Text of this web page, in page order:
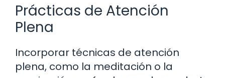
Prácticas de Atención
Plena
Incorporar técnicas de atención
plena, como la meditación o la